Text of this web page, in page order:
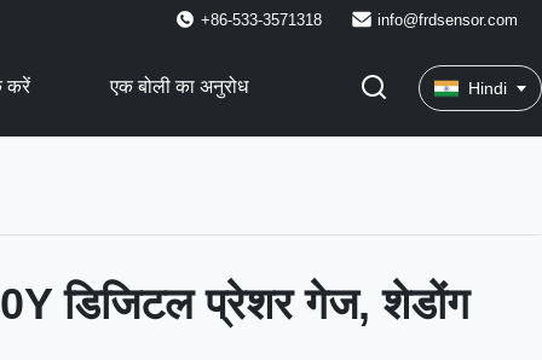
+86-533-3571318 info@frdsensor.com
करें एक बोली का अनुरोध Hindi
डिजिटल प्रेशर गेज, शेडोंग